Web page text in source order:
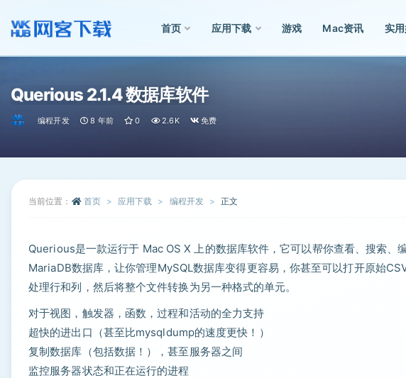
首页 应用下载 游戏 Mac资讯 实
Querious 2.1.4 数据库软件
编程开发 8 年前 0 2.6K 免费
当前位置： 首页 应用下载 编程开发 正文
Querious是一款运行于 Mac OS X 上的数据库软件，它可以帮你查看、搜索、
MariaDB数据库，让你管理MySQL数据库变得更容易，你甚至可以打开原始
处理行和列，然后将整个文件转换为另一种格式的单元。
对于视图，触发器，函数，过程和活动的全力支持
超快的进出口（甚至比mysqldump的速度更快！）
复制数据库（包括数据！），甚至服务器之间
监控服务器状态和正在运行的进程